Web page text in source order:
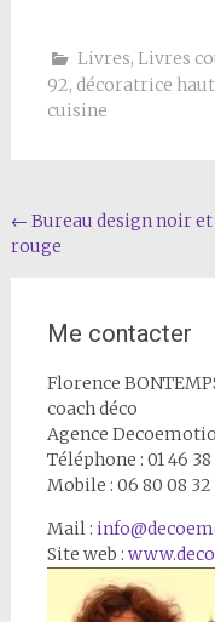
Livres, Livres
92, décoratrice
cuisine
Navigation
l'article
← Bureau design noir et
rouge
Me contacter
Florence
coach déco
Agence
Téléphone : 01 46
Mobile : 06 80 08 32
Mail :
Site web :